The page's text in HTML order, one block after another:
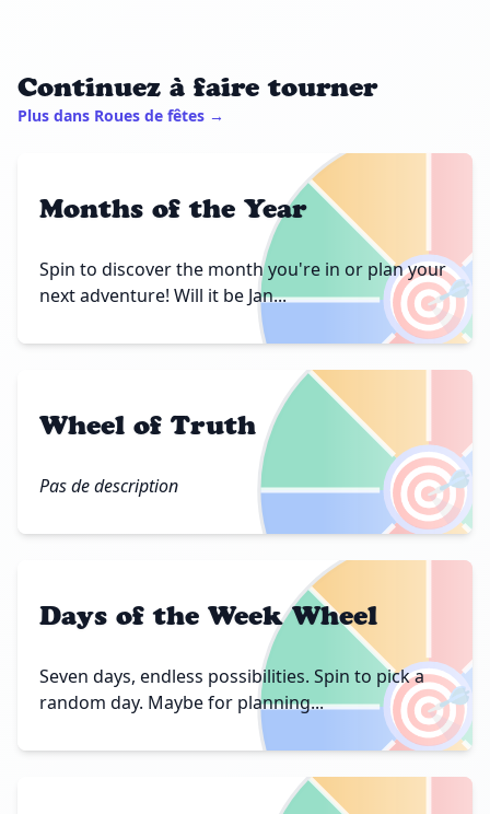
Continuez à faire tourner
Plus dans Roues de fêtes →
🎯
Months of the Year
Spin to discover the month you're in or plan your
next adventure! Will it be Jan...
🎯
Wheel of Truth
Pas de description
🎯
Days of the Week Wheel
Seven days, endless possibilities. Spin to pick a
random day. Maybe for planning...